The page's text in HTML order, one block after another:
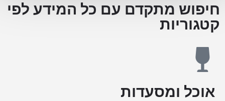
חיפוש מתקדם עם כל המידע לפי
קטגוריות
אוכל ומסעדות